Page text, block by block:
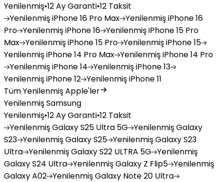
Yenilenmiş•12 Ay Garanti•12 Taksit
YenilenmişiPhone 16 Pro Max YenilenmişiPhone 16
Pro YenilenmişiPhone 16 YenilenmişiPhone 15 Pro
Max YenilenmişiPhone 15 Pro YenilenmişiPhone 15
YenilenmişiPhone 14 Pro Max YenilenmişiPhone 14 Pro
YenilenmişiPhone 14 YenilenmişiPhone 13
YenilenmişiPhone 12 YenilenmişiPhone 11
Tüm Yenilenmiş Apple'ler
Yenilenmiş Samsung
Yenilenmiş•12 Ay Garanti•12 Taksit
YenilenmişGalaxy S25 Ultra 5G YenilenmişGalaxy
S23 YenilenmişGalaxy S25 YenilenmişGalaxy S23
Ultra YenilenmişGalaxy S22 ULTRA 5G Yenilenmiş
Galaxy S24 Ultra YenilenmişGalaxy Z Flip5 Yenilenmiş
Galaxy A02 YenilenmişGalaxy Note 20 Ultra